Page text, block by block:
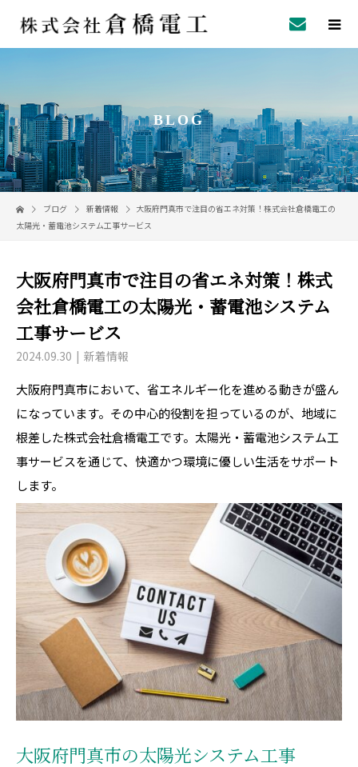
BLOG
ブログ 新着情報
大阪府門真市で注目の省エネ対策！株式会社倉橋電工の
太陽光・蓄電池システム工事サービス
大阪府門真市で注目の省エネ対策！株式
会社倉橋電工の太陽光・蓄電池システム
工事サービス
2024.09.30 新着情報
大阪府門真市において、省エネルギー化を進める動きが盛ん
になっています。その中心的役割を担っているのが、地域に
根差した株式会社倉橋電工です。太陽光・蓄電池システム工
事サービスを通じて、快適かつ環境に優しい生活をサポート
します。
大阪府門真市の太陽光システム工事